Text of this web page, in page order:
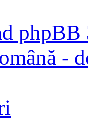
phpBB
-